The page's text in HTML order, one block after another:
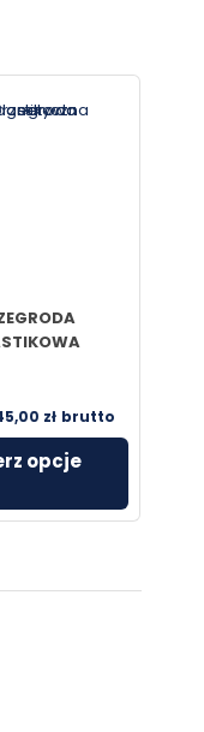
zł brutto
opcje